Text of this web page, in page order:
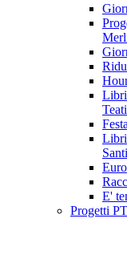
E'
Progetti